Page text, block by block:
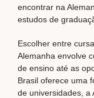
encontrar na
estudos de
Escolher entre
Alemanha envolve
de ensino até as
Brasil oferece uma
de universidades, a